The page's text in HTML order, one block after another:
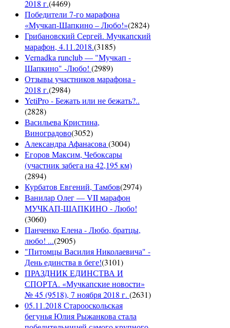
2018 г.(4469)
Победители 7-го марафона
«Мучкап-Шапкино – Любо!»(2824)
Грибановский Сергей. Мучкапский
марафон, 4.11.2018.(3185)
Vernadka runclub — "Мучкап -
Шапкино" -Любо! (2989)
Отзывы участников марафона -
2018 г.(2984)
YetiPro - Бежать или не бежать?..
(2828)
Васильева Кристина,
Виноградово(3052)
Александра Афанасова(3004)
Егоров Максим, Чебоксары
(участник забега на 42,195 км)
(2894)
Курбатов Евгений, Тамбов(2974)
Ванилар Олег — VII марафон
МУЧКАП-ШАПКИНО - Любо!
(3060)
Панченко Елена - Любо, братцы,
любо! ...(2905)
"Питомцы Василия Николаевича" -
День единства в беге!(3101)
ПРАЗДНИК ЕДИНСТВА И
СПОРТА. «Мучкапские новости»
№ 45 (9518), 7 ноября 2018 г. (2631)
05.11.2018 Старооскольская
бегунья Юлия Рыжанкова стала